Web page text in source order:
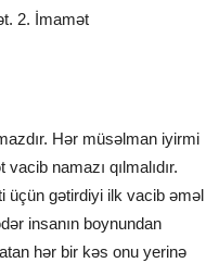
2. İmamət
Hər müsəlman iyirmi
namazı qılmalıdır.
gətirdiyi ilk vacib əməl
insanın boynundan
hər bir kəs onu yerinə